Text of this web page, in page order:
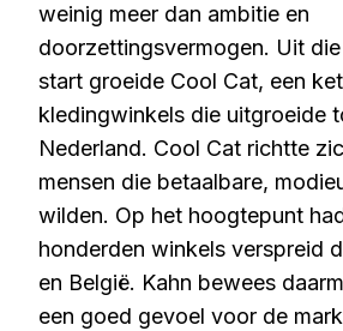
weinig meer dan ambitie en
doorzettingsvermogen. Uit
start groeide Cool Cat, een
kledingwinkels die uitgroeide
Nederland. Cool Cat richtte
mensen die betaalbare,
wilden. Op het hoogtepunt
honderden winkels verspreid
en België. Kahn bewees
een goed gevoel voor de